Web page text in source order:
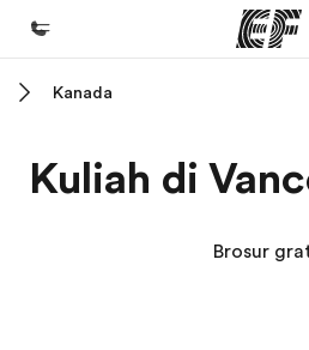
Daftar program
Kanada
Kuliah di
Brosur